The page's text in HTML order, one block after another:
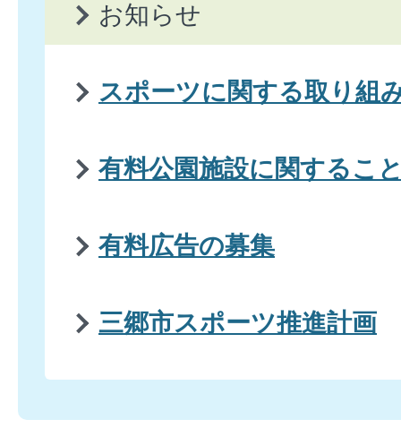
お知らせ
スポーツに関する取り組
有料公園施設に関するこ
有料広告の募集
三郷市スポーツ推進計画